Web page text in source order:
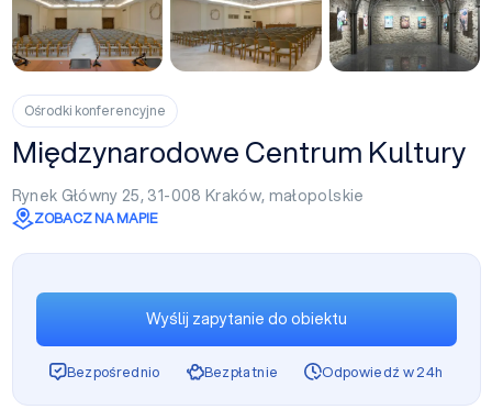
Ośrodki konferencyjne
Międzynarodowe Centrum Kultury
Rynek Główny 25, 31-008 Kraków, małopolskie
ZOBACZ NA MAPIE
Wyślij zapytanie do obiektu
Bezpośrednio Bezpłatnie Odpowiedź w 24h